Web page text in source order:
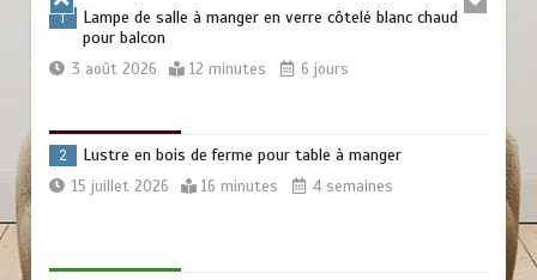
1
Lampe de salle à manger en verre côtelé blanc chaud
pour balcon
3 août 2026 12 minutes 6 jours
2 Lustre en bois de ferme pour table à manger
15 juillet 2026 16 minutes 4 semaines